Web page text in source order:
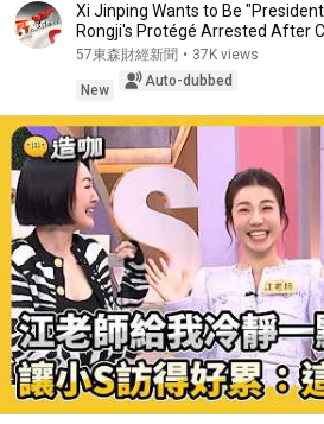
Xi Jinping Wants to Be
Rongji's Protégé Arrested After
57東森財經新聞 • 37K views
New
Auto-dubbed